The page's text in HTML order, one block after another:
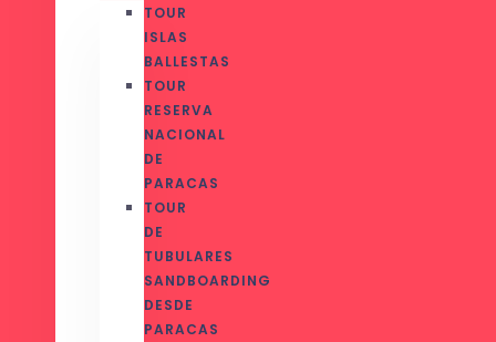
TOUR
ISLAS
BALLESTAS
TOUR
RESERVA
NACIONAL
DE
PARACAS
TOUR
DE
TUBULARES
SANDBOARDING
DESDE
PARACAS